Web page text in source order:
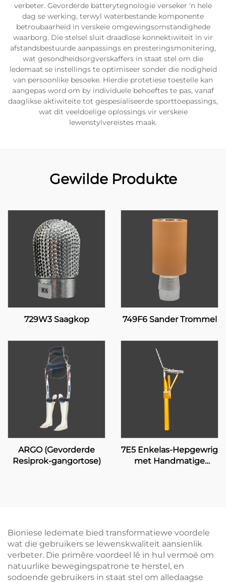
verbeter. Gevorderde batterytegnologie verseker 'n hele
dag se werking, terwyl waterbestande komponente
betroubaarheid in verskeie omgewingsomstandighede
waarborg. Die stelsel sluit draadlose konnektiwiteit in vir
afstandsbestuurde aanpassings en presteringsmonitering,
wat gesondheidsorgverskaffers in staat stel om die
ledemaat se instellings te optimiseer sonder die nodigheid
van persoonlike besoeke. Hierdie protetiese toestelle kan
aangepas word om by individuele behoeftes te pas, vanaf
daaglikse aktiwiteite tot gespesialiseerde sporttoepassings,
wat dit veeldoelige oplossings vir verskeie
lewenstylvereistes maak.
Gewilde Produkte
729W3 Saagkop 749F6 Sander Trommel
ARGO (Gevorderde
Resiprok-gangortose)
7E5 Enkelas-Hepgewrig
met Handmatige
Bioniese ledemate bied transformatiewe voordele
wat die gebruikers se lewenskwaliteit aansienlik
verbeter. Die primêre voordeel lê in hul vermoë om
natuurlike bewegingspatrone te herstel, en
sodoende gebruikers in staat stel om alledaagse